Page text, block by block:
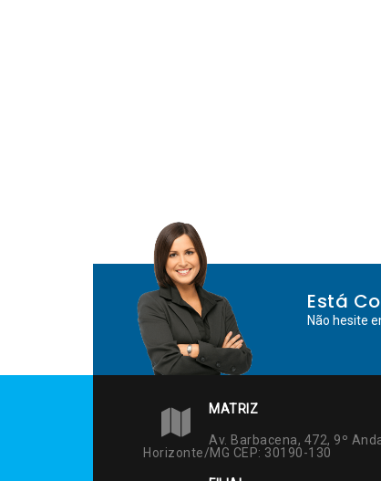
Está
Não hesite
MATRIZ
Av. Barbacena, 472, 9º
Horizonte/MG CEP: 30190-130